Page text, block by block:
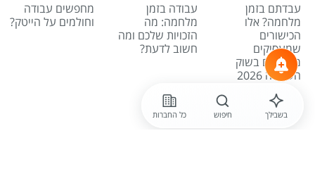
עבדתם בזמן
מלחמה? אלו
הכישורים
שמעסיקים
מחפשים בשוק
העבודה 2026
עבודה בזמן
מלחמה: מה
הזכויות שלכם ומה
חשוב לדעת?
מחפשים עבודה
וחולמים על הייטק?
לכל הכתבות
בשבילך חיפוש כל החברות